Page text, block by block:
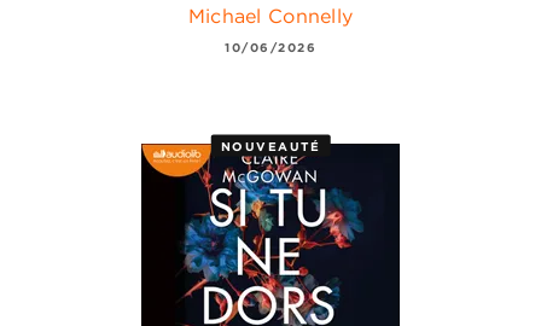
Michael Connelly
10/06/2026
NOUVEAUTÉ